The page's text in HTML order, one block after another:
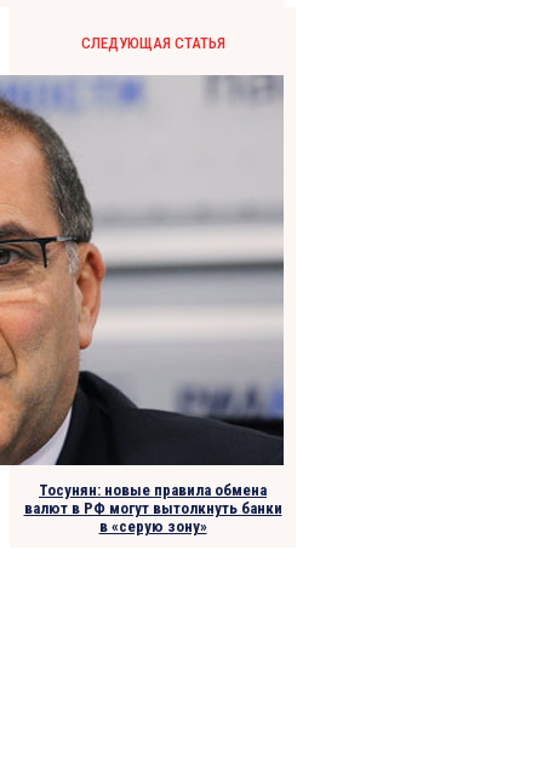
СЛЕДУЮЩАЯ СТАТЬЯ
​Тосунян: новые правила обмена
валют в РФ могут вытолкнуть банки
в «серую зону»